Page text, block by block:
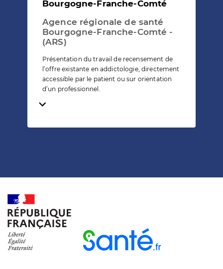
Bourgogne-Franche-Comté
Agence régionale de santé
Bourgogne-Franche-Comté -
(ARS)
Présentation du travail de recensement de
l’offre existante en addictologie, directement
accessible par le patient ou sur orientation
d’un professionnel.
Temps de lecture